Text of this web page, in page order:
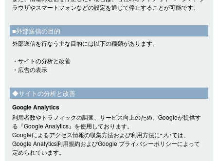
ラウザやスマートフォンなどの設定を通じて停止することが可能です。
■外部送信の目的
外部送信を行なう主な目的には以下の種類があります。
・サイトの分析と改善
・広告の表示
◆サイトの分析と改善
Google Analytics
利用者数やトラフィックの調査、サービス向上のため、Googleが提供す
る『Google Analytics』を使用しております。
Googleによるアクセス情報の収集方法および利用方法については、
Google Analytics利用規約およびGoogle プライバシーポリシーによって
定められています。